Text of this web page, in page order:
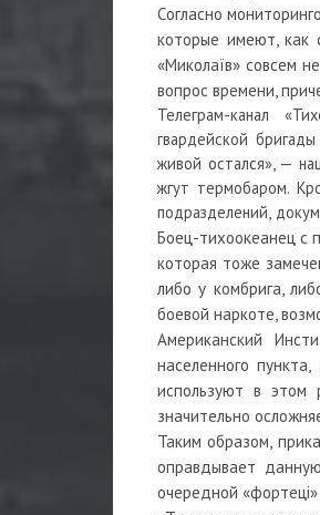
Согласно
которые имеют, как
«Миколаїв» совсем
вопрос времени,
Телеграм-канал
гвардейской
живой остался», —
жгут термобаром.
подразделений,
Боец-тихоокеанец с
которая тоже
либо у комбрига,
боевой наркоте,
Американский
населенного
используют в этом
значительно
Таким образом,
оправдывает
очередной «фортецi»